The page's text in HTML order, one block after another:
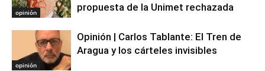
opinión
propuesta de la Unimet rechazada
opinión
Opinión | Carlos Tablante: El Tren de
Aragua y los cárteles invisibles